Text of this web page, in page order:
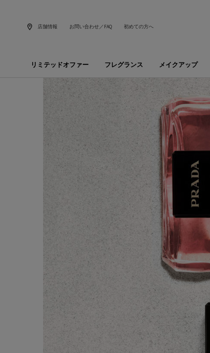
店舗情報 お問い合わせ／FAQ 初めての方へ
リミテッドオファー フレグランス メイクアップ